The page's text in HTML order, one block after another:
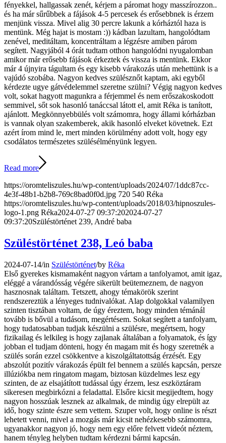
fényekkel, hallgassak zenét, kérjem a páromat hogy masszírozzon..
és ha már sűrűbbek a fájások 4-5 percesek és erősebbnek is érzem
menjünk vissza. Mivel alig 30 percre lakunk a kórháztól haza is
mentünk. Még hajat is mostam :)) kádban lazultam, hangolódtam
zenével, meditáltam, koncentráltam a légzésre amiben párom
segített. Nagyjából 4 órát tudtam otthon hangolódni nyugalomban
amikor már erősebb fájások érkeztek és vissza is mentünk. Ekkor
már 4 újnyira tágultam és egy kisebb várakozás után mehettünk is a
vajúdó szobába. Nagyon kedves szülésznőt kaptam, aki egyből
kérdezte ugye gátvédelemmel szeretne szülni? Végig nagyon kedves
volt, sokat hagyott magunkra a férjemmel és nem erőszakoskodott
semmivel, sőt sok hasonló tanáccsal látott el, amit Réka is tanított,
ajánlott. Megkönnyebbülés volt számomra, hogy állami kórházban
is vannak olyan szakemberek, akik hasonló elveket követnek. Ezt
azért írom mind le, mert minden körülmény adott volt, hogy egy
csodálatos természetes szülésélményünk legyen.
Read more
https://oromteliszules.hu/wp-content/uploads/2024/07/1ddc87cc-
4e3f-48b1-b2b8-769c8bad0f0d.jpg 720 540 Réka
https://oromteliszules.hu/wp-content/uploads/2018/03/hipnoszules-
logo-1.png Réka2024-07-27 09:37:202024-07-27
09:37:20Szüléstörténet 239, André baba
Szüléstörténet 238, Leó baba
2024-07-14/in Szüléstörténet/by Réka
Első gyerekes kismamaként nagyon vártam a tanfolyamot, amit igaz,
eléggé a várandósság végére sikerült beütemeznem, de nagyon
hasznosnak találtam. Tetszett, ahogy témakörök szerint
rendszereztük a lényeges tudnivalókat. Alap dolgokkal valamilyen
szinten tisztában voltam, de úgy éreztem, hogy minden témánál
tovább is bővül a tudásom, megértésem. Sokat segített a tanfolyam,
hogy tudatosabban tudjak készülni a szülésre, megértsem, hogy
fizikailag és lelkileg is hogy zajlanak általában a folyamatok, és így
jobban el tudjam dönteni, hogy én magam mit és hogy szeretnék a
szülés során ezzel csökkentve a kiszolgáltatottság érzését. Egy
abszolút pozitív várakozás épült fel bennem a szülés kapcsán, persze
illúziókba nem ringatom magam, biztosan küzdelmes lesz egy
szinten, de az elsajátított tudással úgy érzem, lesz eszköztáram
sikeresen megbirkózni a feladattal. Elsőre kicsit megijedtem, hogy
nagyon hosszúak lesznek az alkalmak, de mindig úgy elrepült az
idő, hogy szinte észre sem vettem. Szuper volt, hogy online is részt
lehetett venni, mivel a mozgás már kicsit nehézkesebb számomra,
ugyanakkor nagyon jó, hogy nem egy előre felvett videót néztem,
hanem tényleg helyben tudtam kérdezni bármi kapcsán.